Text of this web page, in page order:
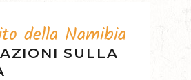
della Namibia
SULLA